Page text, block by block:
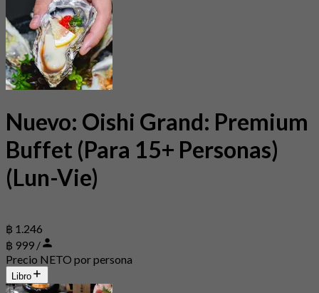
Nuevo: Oishi Grand: Premium
Buffet (Para 15+ Personas)
(Lun-Vie)
฿ 1.246
฿ 999 /
Precio NETO por persona
Libro